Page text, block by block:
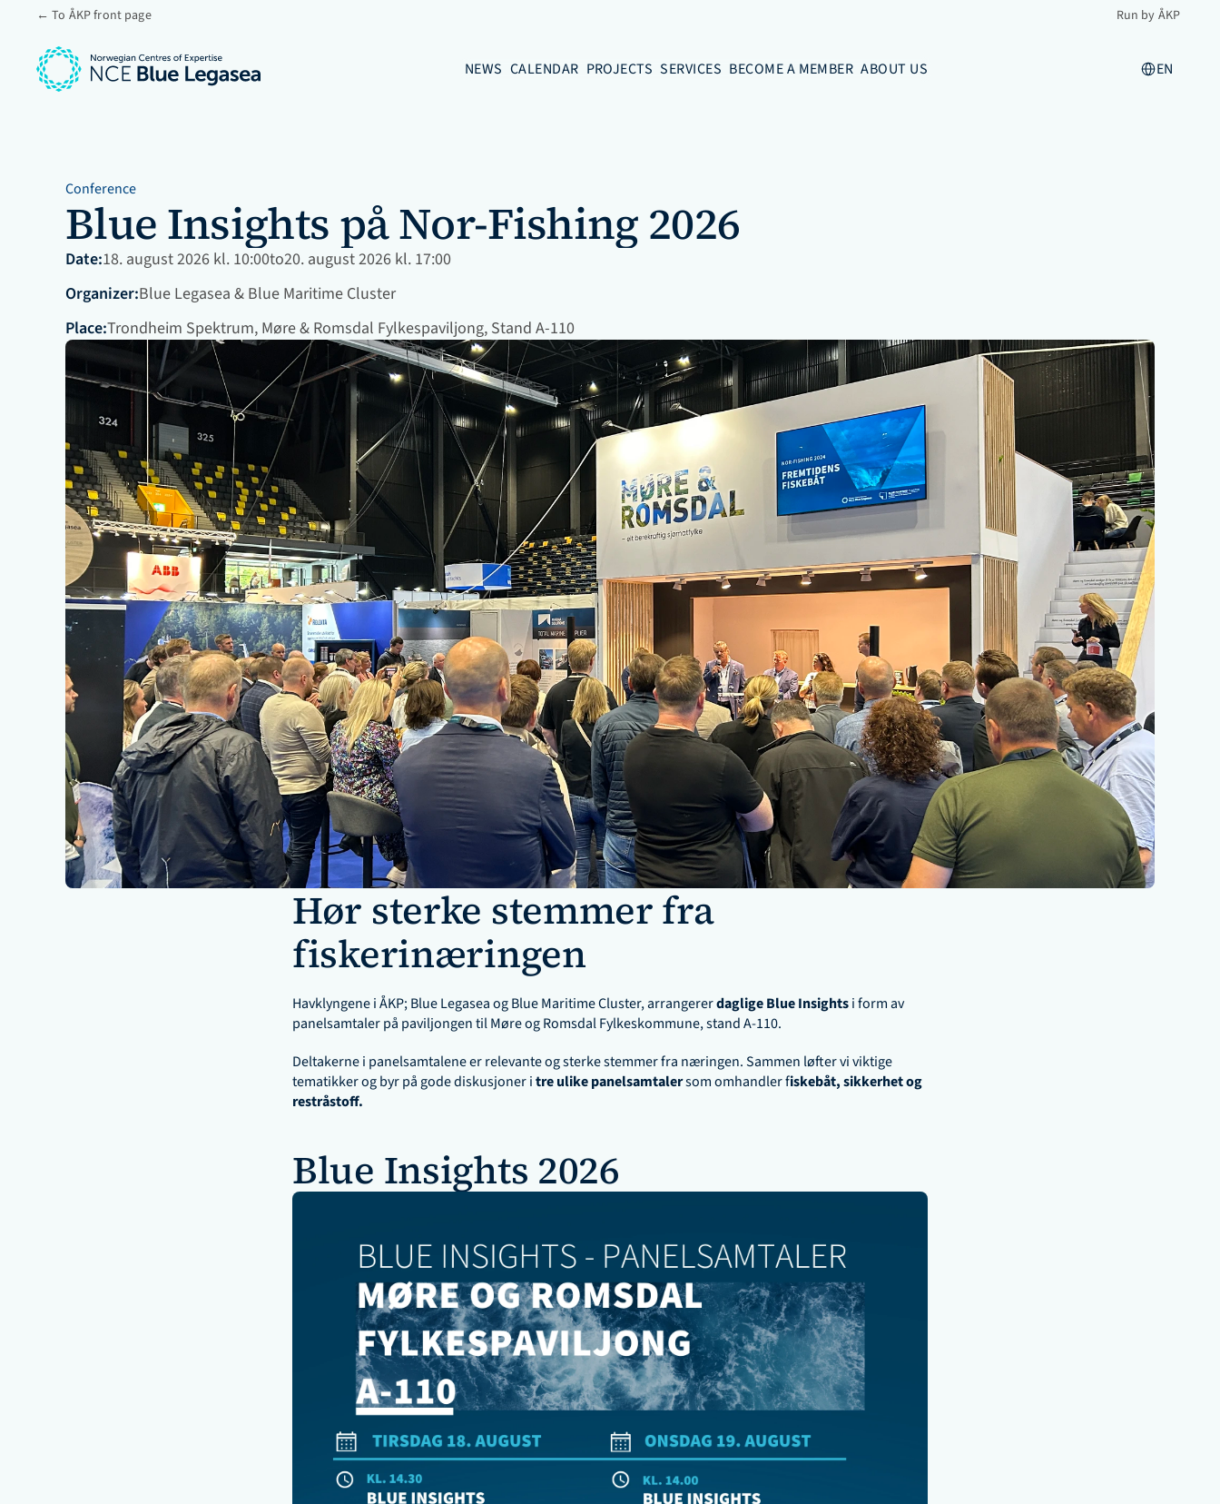
← To ÅKP front page Run by ÅKP
NEWS CALENDAR PROJECTS SERVICES BECOME A MEMBER ABOUT US EN
Conference
Blue Insights på Nor-Fishing 2026
Date:18. august 2026 kl. 10:00to20. august 2026 kl. 17:00
Organizer:Blue Legasea & Blue Maritime Cluster
Place:Trondheim Spektrum, Møre & Romsdal Fylkespaviljong, Stand A-110
Hør sterke stemmer fra
fiskerinæringen
Havklyngene i ÅKP; Blue Legasea og Blue Maritime Cluster, arrangerer daglige Blue Insights i form av
panelsamtaler på paviljongen til Møre og Romsdal Fylkeskommune, stand A-110.
Deltakerne i panelsamtalene er relevante og sterke stemmer fra næringen. Sammen løfter vi viktige
tematikker og byr på gode diskusjoner i tre ulike panelsamtaler som omhandler fiskebåt, sikkerhet og
restråstoff.
Blue Insights 2026